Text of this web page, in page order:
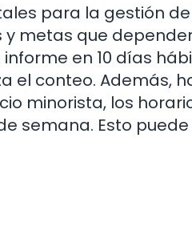
para la gestión
metas que
en 10 días
el conteo. Además,
minorista, los
semana. Esto